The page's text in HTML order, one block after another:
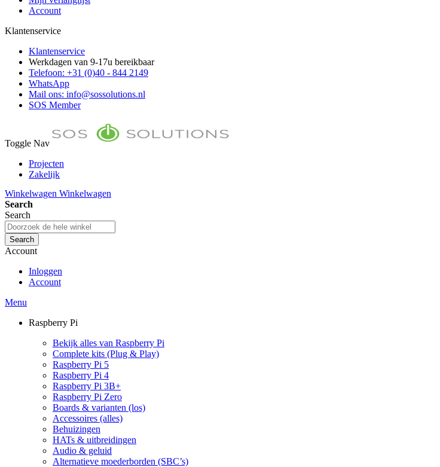
Account
Klantenservice
Klantenservice
Werkdagen van 9-17u bereikbaar
Telefoon: +31 (0)40 - 844 2149
WhatsApp
Mail ons: info@sossolutions.nl
SOS Member
Toggle Nav
Projecten
Zakelijk
Toon prijzen Incl. BTW
Toon prijzen Excl. BTW
Winkelwagen Winkelwagen
Search
Search
Search
Account
Inloggen
Account
Menu
Raspberry Pi
Bekijk alles van Raspberry Pi
Complete kits (Plug & Play)
Raspberry Pi 5
Raspberry Pi 4
Raspberry Pi 3B+
Raspberry Pi Zero
Boards & varianten (los)
Accessoires (alles)
Behuizingen
HATs & uitbreidingen
Audio & geluid
Alternatieve moederborden (SBC’s)